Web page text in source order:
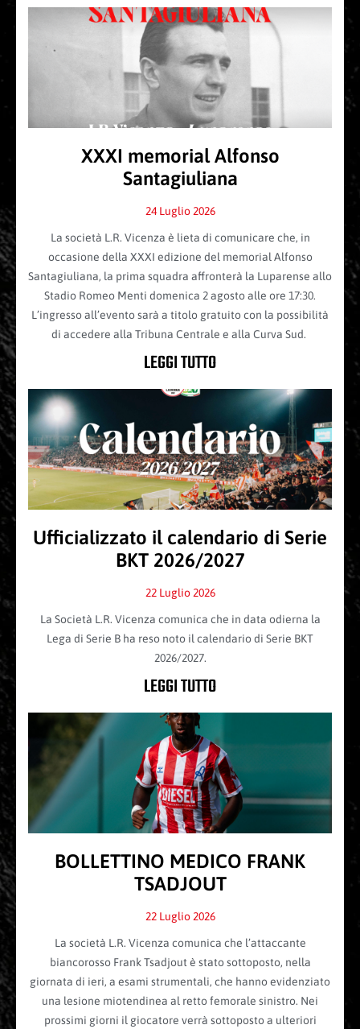
XXXI memorial Alfonso
Santagiuliana
24 Luglio 2026
La società L.R. Vicenza è lieta di comunicare che, in
occasione della XXXI edizione del memorial Alfonso
Santagiuliana, la prima squadra affronterà la Luparense allo
Stadio Romeo Menti domenica 2 agosto alle ore 17:30.
L’ingresso all’evento sarà a titolo gratuito con la possibilità
di accedere alla Tribuna Centrale e alla Curva Sud.
LEGGI TUTTO
Ufficializzato il calendario di Serie
BKT 2026/2027
22 Luglio 2026
La Società L.R. Vicenza comunica che in data odierna la
Lega di Serie B ha reso noto il calendario di Serie BKT
2026/2027.
LEGGI TUTTO
BOLLETTINO MEDICO FRANK
TSADJOUT
22 Luglio 2026
La società L.R. Vicenza comunica che l’attaccante
biancorosso Frank Tsadjout è stato sottoposto, nella
giornata di ieri, a esami strumentali, che hanno evidenziato
una lesione miotendinea al retto femorale sinistro. Nei
prossimi giorni il giocatore verrà sottoposto a ulteriori